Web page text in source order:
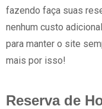
fazendo faça suas
nenhum custo
para manter o site
mais por isso!
Reserva de